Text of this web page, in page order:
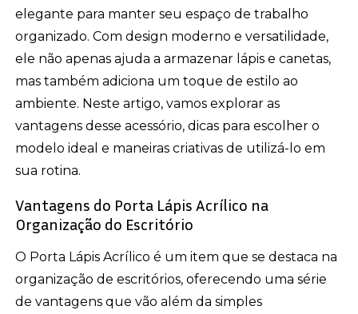
elegante para manter seu espaço de trabalho
organizado. Com design moderno e versatilidade,
ele não apenas ajuda a armazenar lápis e canetas,
mas também adiciona um toque de estilo ao
ambiente. Neste artigo, vamos explorar as
vantagens desse acessório, dicas para escolher o
modelo ideal e maneiras criativas de utilizá-lo em
sua rotina.
Vantagens do Porta Lápis Acrílico na
Organização do Escritório
O Porta Lápis Acrílico é um item que se destaca na
organização de escritórios, oferecendo uma série
de vantagens que vão além da simples